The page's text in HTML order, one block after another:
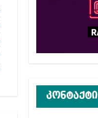
კონტაქტი